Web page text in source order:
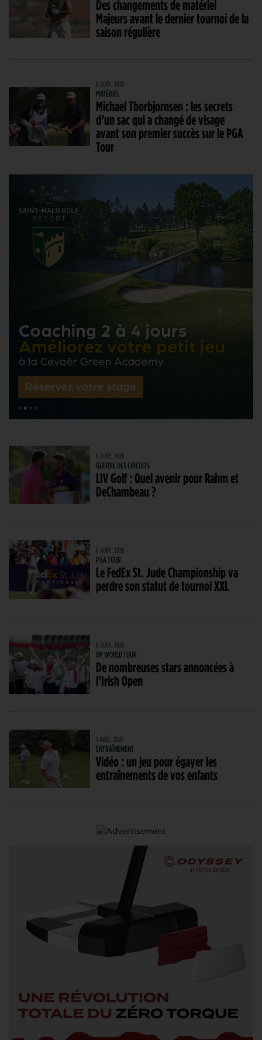
Des changements de matériel
Majeurs avant le dernier tournoi de la
saison régulière
6 AOÛT. 2026
MATÉRIEL
Michael Thorbjornsen : les secrets
d’un sac qui a changé de visage
avant son premier succès sur le PGA
Tour
6 AOÛT. 2026
GUERRE DES CIRCUITS
LIV Golf : Quel avenir pour Rahm et
DeChambeau ?
6 AOÛT. 2026
PGA TOUR
Le FedEx St. Jude Championship va
perdre son statut de tournoi XXL
6 AOÛT. 2026
DP WORLD TOUR
De nombreuses stars annoncées à
l’Irish Open
5 AOÛT. 2026
ENTRAÎNEMENT
Vidéo : un jeu pour égayer les
entraînements de vos enfants